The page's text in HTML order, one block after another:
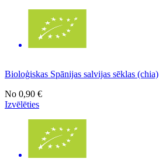
Bioloģiskas Spānijas salvijas sēklas (chia)
No 0,90 €
Izvēlēties